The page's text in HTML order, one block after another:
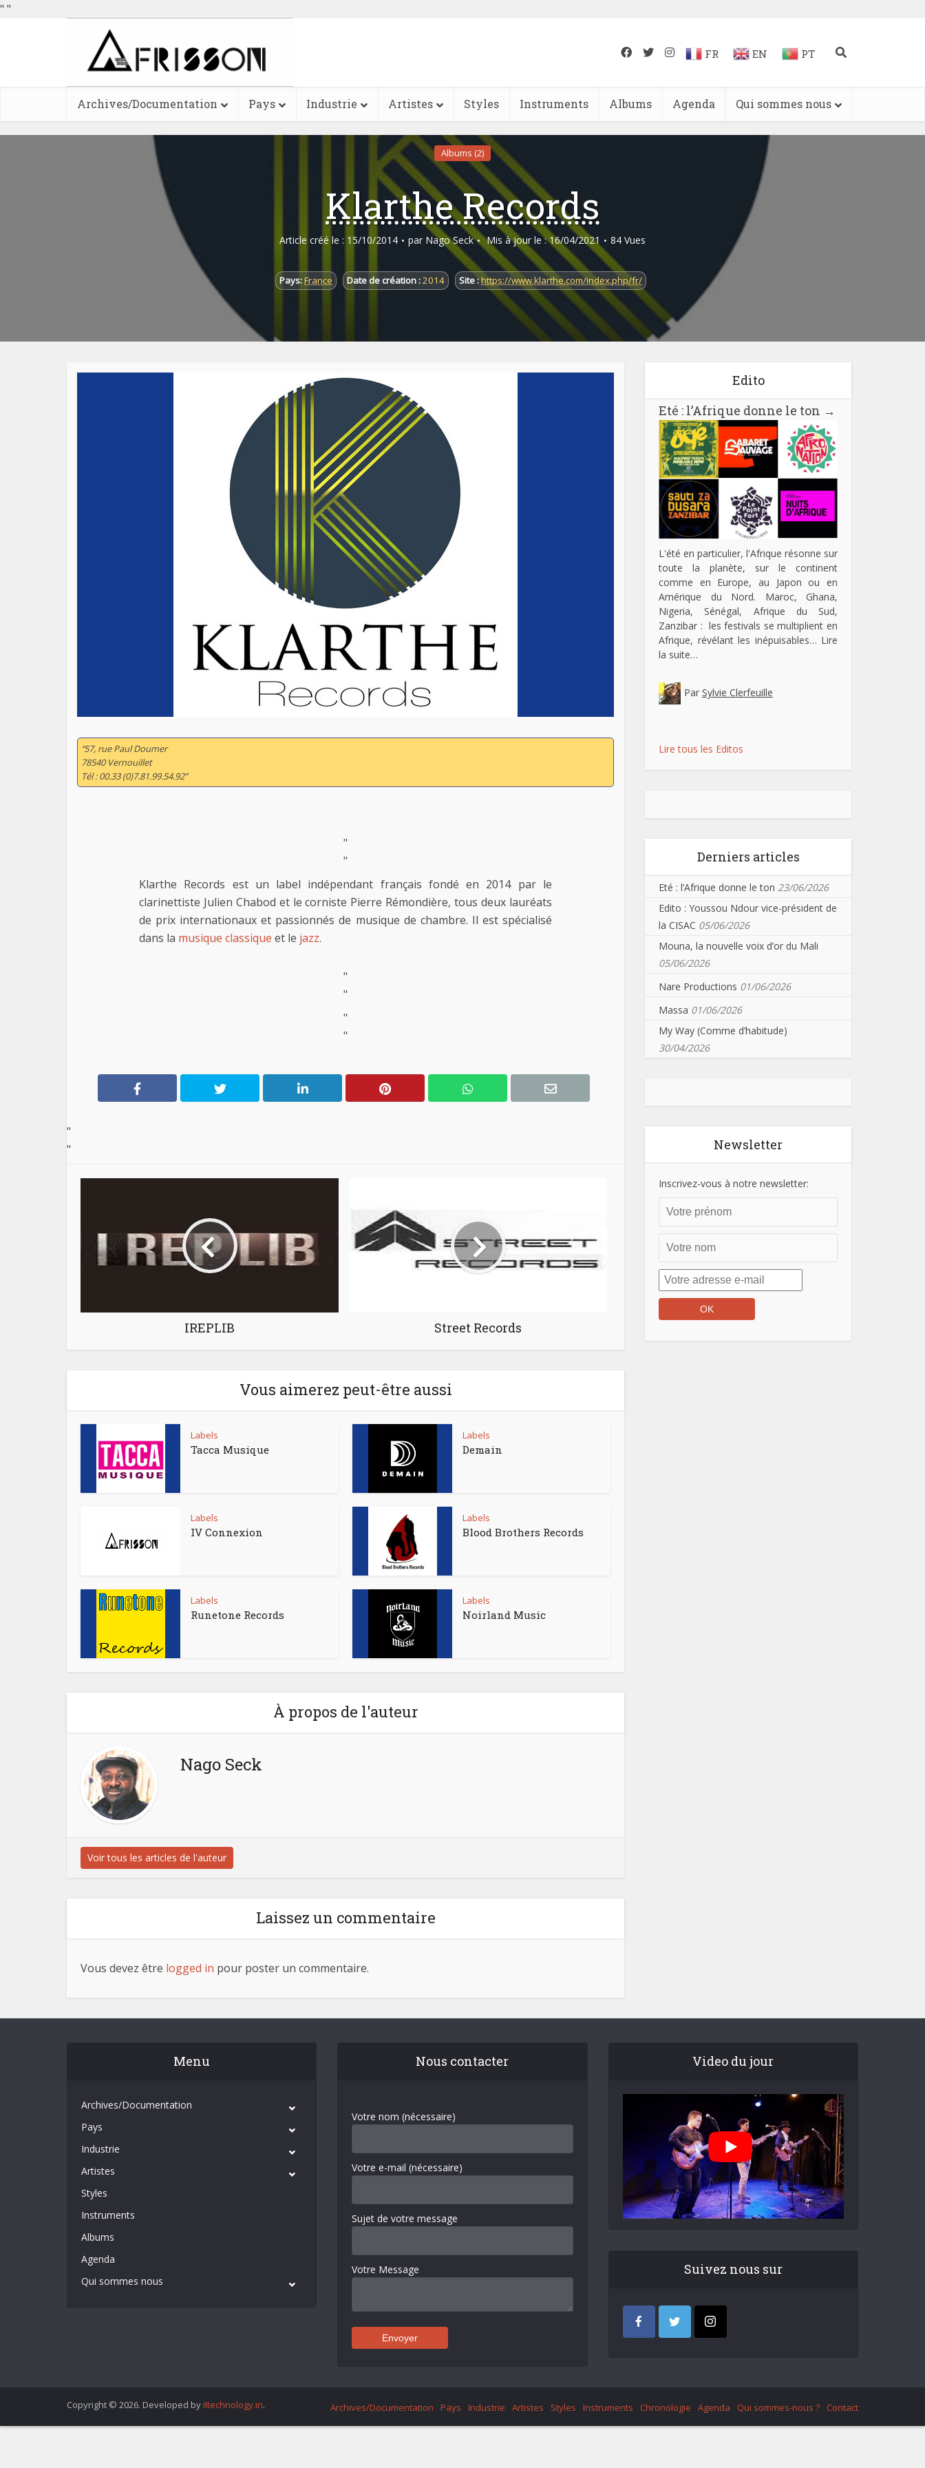
" "
FR EN PT
Archives/Documentation Pays Industrie Artistes Styles Instruments Albums Agenda Qui sommes nous
Albums (2)
Klarthe Records
Article créé le : 15/10/2014 par Nago Seck Mis à jour le : 16/04/2021 84 Vues
Pays:France Date de création :2014 Site :https://www.klarthe.com/index.php/fr/
“57, rue Paul Doumer
78540 Vernouillet
Tél : 00.33 (0)7.81.99.54.92”
"
"
Klarthe Records est un label indépendant français fondé en 2014 par le
clarinettiste Julien Chabod et le corniste Pierre Rémondière, tous deux lauréats
de prix internationaux et passionnés de musique de chambre. Il est spécialisé
dans la musique classique et le jazz.
"
"
"
"
"
"
IREPLIB Street Records
Vous aimerez peut-être aussi
Labels
Tacca Musique
Labels
Demain
Labels
IV Connexion
Labels
Blood Brothers Records
Labels
Runetone Records
Labels
Noirland Music
À propos de l'auteur
Nago Seck
Voir tous les articles de l'auteur
Laissez un commentaire
Vous devez être logged in pour poster un commentaire.
Edito
Eté : l’Afrique donne le ton →
L'été en particulier, l'Afrique résonne sur
toute la planète, sur le continent
comme en Europe, au Japon ou en
Amérique du Nord. Maroc, Ghana,
Nigeria, Sénégal, Afrique du Sud,
Zanzibar : les festivals se multiplient en
Afrique, révélant les inépuisables… Lire
la suite…
Par Sylvie Clerfeuille
Lire tous les Editos
Derniers articles
Eté : l’Afrique donne le ton 23/06/2026
Edito : Youssou Ndour vice-président de
la CISAC 05/06/2026
Mouna, la nouvelle voix d’or du Mali
05/06/2026
Nare Productions 01/06/2026
Massa 01/06/2026
My Way (Comme d’habitude)
30/04/2026
Newsletter
Inscrivez-vous à notre newsletter:
Menu
Archives/Documentation
Pays
Industrie
Artistes
Styles
Instruments
Albums
Agenda
Qui sommes nous
Nous contacter
Votre nom (nécessaire)
Votre e-mail (nécessaire)
Sujet de votre message
Votre Message
Video du jour
Suivez nous sur
Copyright © 2026. Developed by iItechnology.in. Archives/Documentation Pays Industrie Artistes Styles Instruments Chronologie Agenda Qui sommes-nous ? Contact